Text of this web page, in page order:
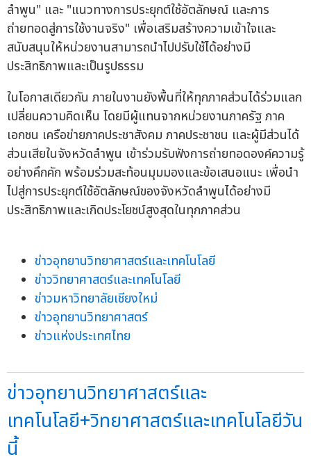
ลำพูน" และ "แนวทางการประยุกต์ใช้อัตลักษณ์ และการ
ถ่ายทอดสู่การใช้งานจริง" เพื่อเสริมสร้างความเข้าใจและ
สนับสนุนให้หน่วยงานสามารถนำไปปรับใช้ได้อย่างมี
ประสิทธิภาพและเป็นรูปธรรม
ในโอกาสเดียวกัน ภายในงานยังพื้นที่ให้ทุกภาคส่วนได้ร่วมแลก
เปลี่ยนความคิดเห็น โดยมีผู้แทนจากหน่วยงานภาครัฐ ภาค
เอกชน เครือข่ายภาคประชาสังคม ภาคประชาชน และผู้มีส่วนได้
ส่วนเสียในจังหวัดลำพูน เข้าร่วมรับฟังการถ่ายทอดองค์ความรู้
อย่างคึกคัก พร้อมร่วมสะท้อนมุมมองและข้อเสนอแนะ เพื่อนำ
ไปสู่การประยุกต์ใช้อัตลักษณ์ของจังหวัดลำพูนได้อย่างมี
ประสิทธิภาพและเกิดประโยชน์สูงสุดในทุกภาคส่วน
ข่าวอุทยานวิทยาศาสตร์และเทคโนโลยี
ข่าววิทยาศาสตร์และเทคโนโลยี
ข่าวมหาวิทยาลัยเชียงใหม่
ข่าวอุทยานวิทยาศาสตร์
ข่าวแห่งประเทศไทย
ข่าวอุทยานวิทยาศาสตร์และ
เทคโนโลยี+วิทยาศาสตร์และเทคโนโลยีวัน
นี้